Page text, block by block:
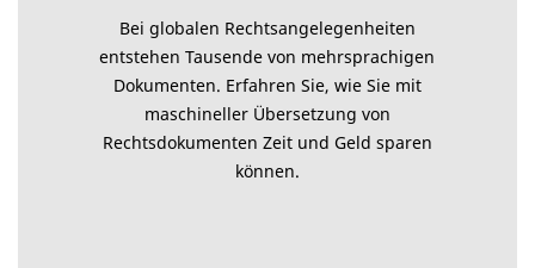
Bei globalen Rechtsangelegenheiten
entstehen Tausende von mehrsprachigen
Dokumenten. Erfahren Sie, wie Sie mit
maschineller Übersetzung von
Rechtsdokumenten Zeit und Geld sparen
können.